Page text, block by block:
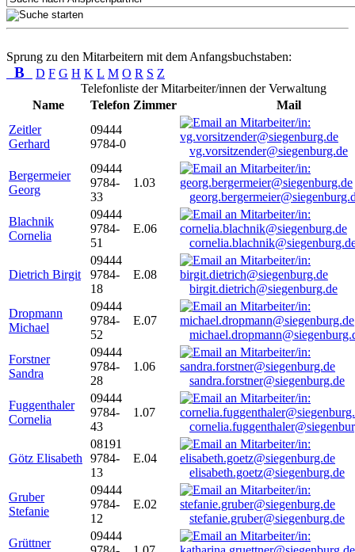
Sprung zu den Mitarbeitern mit dem Anfangsbuchstaben:
B D F G H K L M O R S Z
Telefonliste der Mitarbeiter/innen der Verwaltung
Name
Telefon Zimmer
Mail
Zeitler
Gerhard
09444
9784-0
vg.vorsitzender@siegenburg.de
Bergermeier
Georg
09444
9784-
33
1.03
Blachnik
Cornelia
09444
9784-
51
E.06
Dietrich Birgit
09444
9784-
18
E.08
birgit.dietrich@siegenburg.de
Dropmann
Michael
09444
9784-
52
E.07
Forstner
Sandra
09444
9784-
28
1.06
sandra.forstner@siegenburg.de
Fuggenthaler
Cornelia
09444
9784-
43
1.07
Götz Elisabeth
08191
9784-
13
E.04
elisabeth.goetz@siegenburg.de
Gruber
Stefanie
09444
9784-
12
E.02
stefanie.gruber@siegenburg.de
Grüttner
09444